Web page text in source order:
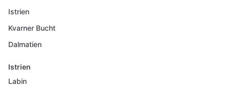
Istrien
Kvarner Bucht
Dalmatien
Istrien
Labin